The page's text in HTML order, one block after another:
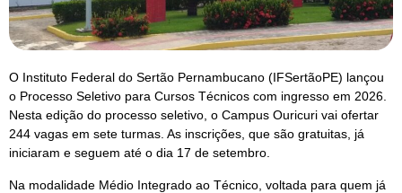
O Instituto Federal do Sertão Pernambucano (IFSertãoPE) lançou
o Processo Seletivo para Cursos Técnicos com ingresso em 2026.
Nesta edição do processo seletivo, o Campus Ouricuri vai ofertar
244 vagas em sete turmas. As inscrições, que são gratuitas, já
iniciaram e seguem até o dia 17 de setembro.
Na modalidade Médio Integrado ao Técnico, voltada para quem já